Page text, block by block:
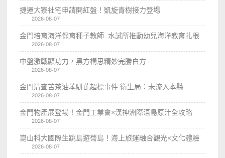
捷運大寮社宅申請開紅盤！凱旋青樹接力登場
2026-08-07
金門培育海洋保育種子教師 水試所推動幼兒海洋教育扎根
2026-08-07
中盤激戰顯功力，黑方構思精妙完勝白方
2026-08-07
金門清查苦茶油苯駢芘超標事件 衛生局：未流入本縣
2026-08-07
金門物產展登場！金門工業會×漢神洲際浯島原汁全攻略
2026-08-07
崑山科大國際生跳島遊菊島！海上旅運融合觀光×文化體驗
2026-08-07